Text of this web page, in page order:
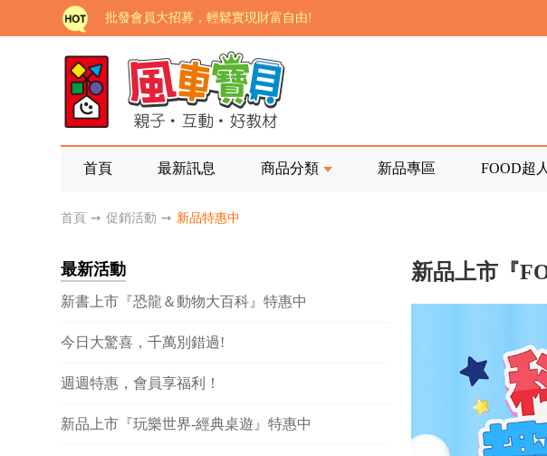
批發會員大招募，輕鬆實現財富自由!
如需更改或重開發票 需在訂單成立三天內通知客服 寄回發票需附上回郵郵票
老師您好!!幼教會員火熱招募中~
海外購物免煩惱！點我查看『海外購物流程說明』
家長樂了!「風車書版集團暨FOOD超人企業總部」目前正興建中!
老師您好!!幼教會員火熱招募中~
海外購物免煩惱！點我查看『海外購物流程說明』
首頁 最新訊息 商品分類 新品專區 FOOD超
首頁 ➙ 促銷活動 ➙ 新品特惠中
最新活動
新書上市『恐龍＆動物大百科』特惠中
今日大驚喜，千萬別錯過!
週週特惠，會員享福利！
新品上市『玩樂世界-經典桌遊』特惠中
新品上市『